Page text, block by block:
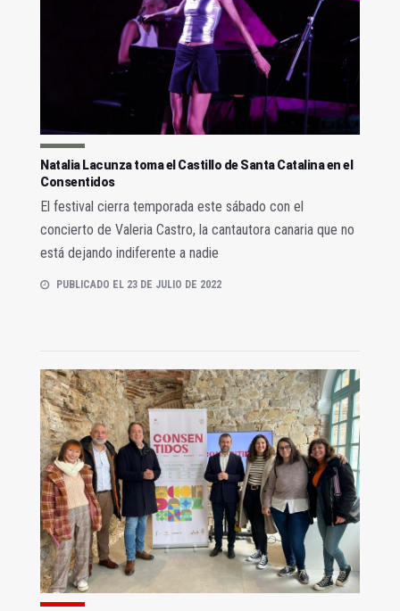
Natalia Lacunza toma el Castillo de Santa Catalina en el
Consentidos
El festival cierra temporada este sábado con el
concierto de Valeria Castro, la cantautora canaria que no
está dejando indiferente a nadie
PUBLICADO EL 23 DE JULIO DE 2022